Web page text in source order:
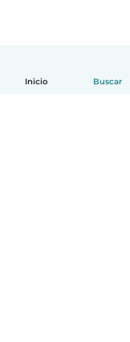
Inicio Buscar